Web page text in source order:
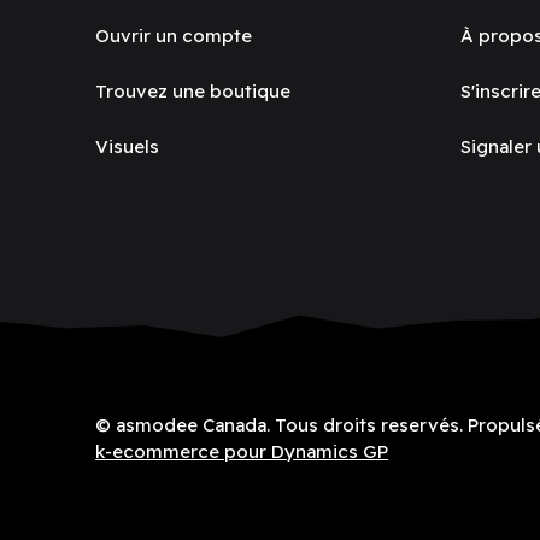
Ouvrir un compte
Trouvez une boutique
Visuels
À
Signaler
© asmodee Canada. Tous droits reservés.
k-ecommerce pour Dynamics GP